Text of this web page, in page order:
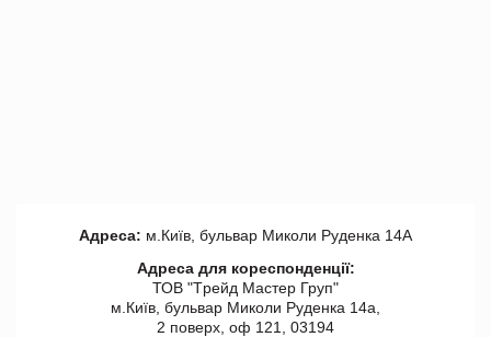
Адреса: м.Київ, бульвар Миколи Руденка 14А
Адреса для кореспонденції:
ТОВ "Tрейд Мастер Груп"
м.Київ, бульвар Миколи Руденка 14а,
2 поверх, оф 121, 03194